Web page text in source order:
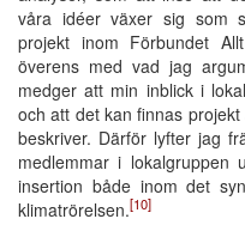
våra idéer växer sig som
projekt inom Förbundet
överens med vad jag
medger att min inblick i
och att det kan finnas
beskriver. Därför lyfter jag
medlemmar i lokalgruppen
insertion både inom det
klimatrörelsen.[10]